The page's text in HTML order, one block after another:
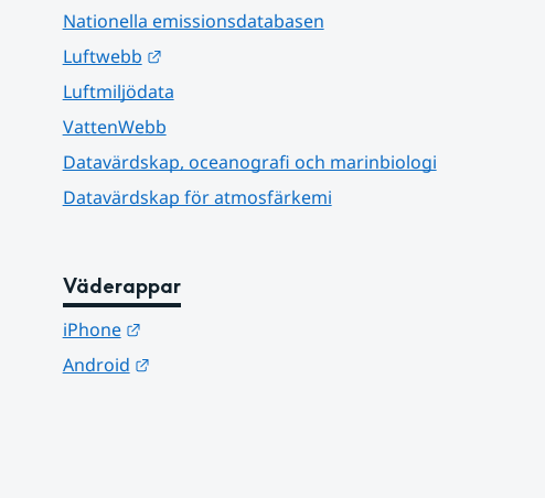
Nationella emissionsdatabasen
Luftwebb
Länk till annan webbplats.
Luftmiljödata
VattenWebb
Datavärdskap, oceanografi och marinbiologi
Datavärdskap för atmosfärkemi
Väderappar
iPhone
Länk till annan webbplats.
Android
Länk till annan webbplats.